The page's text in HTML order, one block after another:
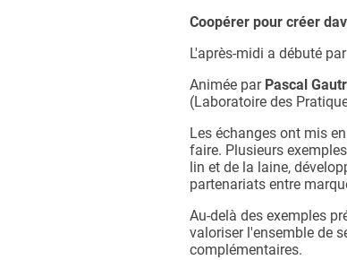
Coopérer pour créer
L'après-midi a débuté
Animée par Pascal
(Laboratoire des
Les échanges ont mis
faire. Plusieurs
lin et de la laine,
partenariats entre
Au-delà des exemples
valoriser l'ensemble de
complémentaires.